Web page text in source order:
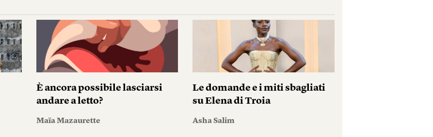
È ancora possibile lasciarsi
andare a letto?
Maïa Mazaurette
Le domande e i miti sbagliati
su Elena di Troia
Asha Salim